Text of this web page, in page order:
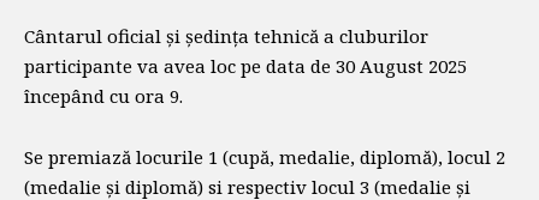
Cântarul oficial și ședința tehnică a cluburilor
participante va avea loc pe data de 30 August 2025
începând cu ora 9.
Se premiază locurile 1 (cupă, medalie, diplomă), locul 2
(medalie și diplomă) si respectiv locul 3 (medalie și